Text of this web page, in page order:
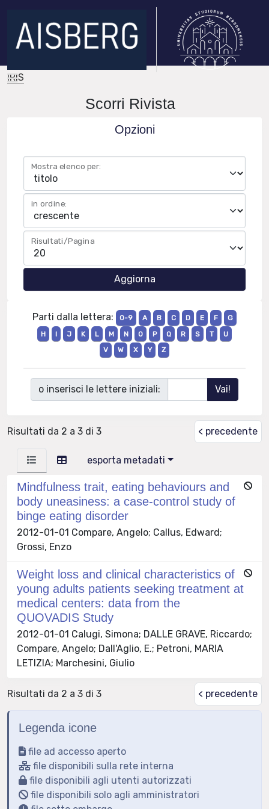
IRIS
Scorri Rivista
Opzioni
Mostra elenco per:
in ordine:
Risultati/Pagina
Parti dalla lettera: 0-9 A B C D E F
G
H
I J K L M N O P Q R S T
U
V
W X Y Z
o inserisci le lettere iniziali:
Risultati da 2 a 3 di 3 < precedente
esporta metadati
Mindfulness trait, eating behaviours and
body uneasiness: a case-control study of
binge eating disorder
2012-01-01 Compare, Angelo; Callus, Edward;
Grossi, Enzo
Weight loss and clinical characteristics of
young adults patients seeking treatment at
medical centers: data from the
QUOVADIS Study
2012-01-01 Calugi, Simona; DALLE GRAVE, Riccardo;
Compare, Angelo; Dall'Aglio, E.; Petroni, MARIA
LETIZIA; Marchesini, Giulio
Risultati da 2 a 3 di 3 < precedente
Legenda icone
file ad accesso aperto
file disponibili sulla rete interna
file disponibili agli utenti autorizzati
file disponibili solo agli amministratori